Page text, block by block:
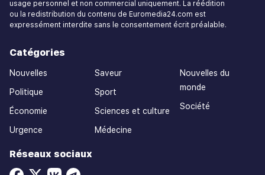
usage personnel et non commercial uniquement. La réédition
ou la redistribution du contenu de Euromedia24.com est
expressément interdite sans le consentement écrit préalable.
Catégories
Nouvelles
Politique
Économie
Urgence
Saveur
Sport
Sciences et culture
Médecine
Nouvelles du
monde
Société
Réseaux sociaux